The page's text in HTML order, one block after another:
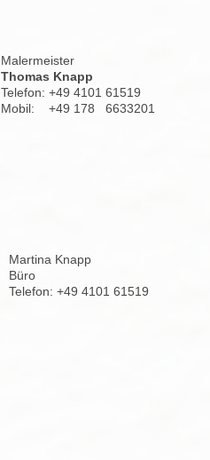
Malermeister
Thomas Knapp
Telefon: +49 4101 61519
Mobil: +49 178 6633201
Martina Knapp
Büro
Telefon: +49 4101 61519